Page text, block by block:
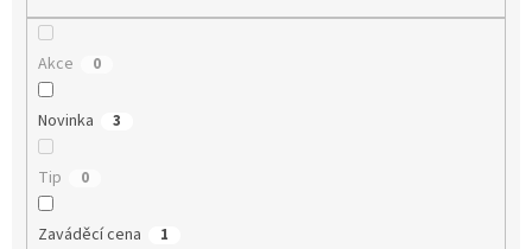
Akce 0
Novinka 3
Tip 0
Zaváděcí cena 1